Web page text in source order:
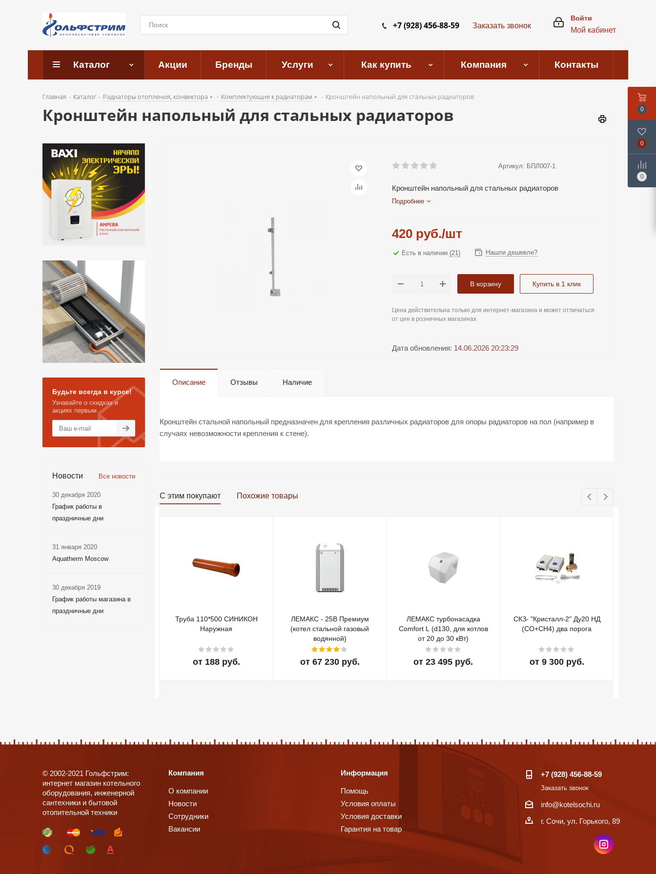
Войти
Мой кабинет
+7 (928) 456-88-59 Заказать звонок
Каталог Акции Бренды Услуги Как купить Компания Контакты
Главная - Каталог - Радиаторы отопления, конвектора - Комплектующие к радиаторам - Кронштейн напольный для стальных радиаторов
Кронштейн напольный для стальных радиаторов
Артикул: БПЛ007-1
Кронштейн напольный для стальных радиаторов
Подробнее
420 руб./шт
Есть в наличии (21) Нашли дешевле?
В корзину Купить в 1 клик
Цена действительна только для интернет-магазина и может отличаться
от цен в розничных магазинах
Дата обновления: 14.06.2026 20:23:29
Описание Отзывы Наличие
Кронштейн стальной напольный предназначен для крепления различных радиаторов для опоры радиаторов на пол (например в
случаях невозможности крепления к стене).
С этим покупают Похожие товары
Труба 110*500 СИНИКОН
Наружная
от 188 руб.
ЛЕМАКС - 25В Премиум
(котел стальной газовый
водянной)
от 67 230 руб.
ЛЕМАКС турбонасадка
Comfort L (d130, для котлов
от 20 до 30 кВт)
от23 495 руб.
СКЗ- "Кристалл-2" Ду20 НД
(СО+СН4) два порога
от 9 300 руб.
Будьте всегда в курсе!
Узнавайте о скидках и
акциях первым
Новости Все новости
30 декабря 2020
График работы в
праздничные дни
31 января 2020
Aquatherm Moscow
30 декабря 2019
График работы магазина в
праздничные дни
© 2002-2021 Гольфстрим:
интернет магазин котельного
оборудования, инженерной
сантехники и бытовой
отопительной техники
Компания
О компании
Новости
Сотрудники
Вакансии
Информация
Помощь
Условия оплаты
Условия доставки
Гарантия на товар
+7 (928) 456-88-59
Заказать звонок
info@kotelsochi.ru
г. Сочи, ул. Горького, 89
0
0
0